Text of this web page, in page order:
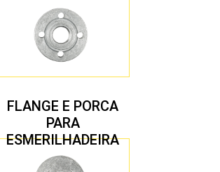
FLANGE E PORCA
PARA
ESMERILHADEIRA
4.1/2″ 22,23 MM